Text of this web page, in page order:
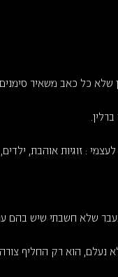
שלא כל כאב משאיר
: זוגיות אוהבת,
שלא חשבתי שיש בהם
נעלם, הוא רק החליף צורה.